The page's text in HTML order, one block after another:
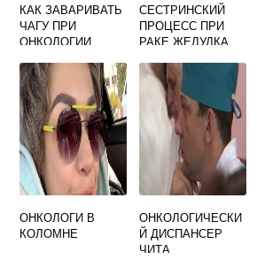
КАК ЗАВАРИВАТЬ
ЧАГУ ПРИ
ОНКОЛОГИИ
СЕСТРИНСКИЙ
ПРОЦЕСС ПРИ
РАКЕ ЖЕЛУДКА
ОНКОЛОГИ В
КОЛОМНЕ
ОНКОЛОГИЧЕСКИ
Й ДИСПАНСЕР
ЧИТА